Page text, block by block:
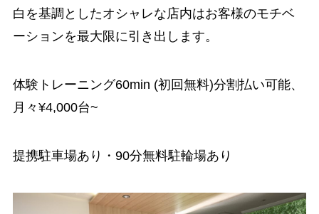
白を基調としたオシャレな店内はお客様のモチベ
ーションを最大限に引き出します。
体験トレーニング60min (初回無料)分割払い可能、
月々¥4,000台~
提携駐車場あり・90分無料駐輪場あり